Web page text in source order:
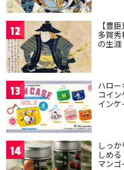
12 【豊
多賀
の生涯
13 ハロ
コイ
イン
14 しっ
しめ
マン